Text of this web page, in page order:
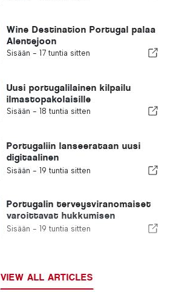
Wine Destination Portugal palaa
Alentejoon
Sisään - 17 tuntia sitten
Uusi portugalilainen kilpailu
ilmastopakolaisille
Sisään - 18 tuntia sitten
Portugaliin lanseerataan uusi
digitaalinen
terveydenhuoltoalusta
Sisään - 19 tuntia sitten
Portugalin terveysviranomaiset
varoittavat hukkumisen
vaaroista
Sisään - 19 tuntia sitten
VIEW ALL ARTICLES